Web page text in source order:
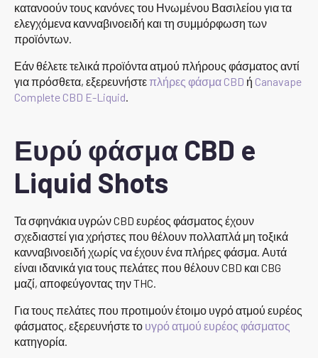
κατανοούν τους κανόνες του Ηνωμένου Βασιλείου για τα
ελεγχόμενα κανναβινοειδή και τη συμμόρφωση των
προϊόντων.
Εάν θέλετε τελικά προϊόντα ατμού πλήρους φάσματος αντί
για πρόσθετα, εξερευνήστεπλήρες φάσμα CBD ή Canavape
Complete CBD E-Liquid.
Ευρύ φάσμα CBD e
Liquid Shots
Τα σφηνάκια υγρών CBD ευρέος φάσματος έχουν
σχεδιαστεί για χρήστες που θέλουν πολλαπλά μη τοξικά
κανναβινοειδή χωρίς να έχουν ένα πλήρες φάσμα. Αυτά
είναι ιδανικά για τους πελάτες που θέλουν CBD και CBG
μαζί, αποφεύγοντας την THC.
Για τους πελάτες που προτιμούν έτοιμο υγρό ατμού ευρέος
φάσματος, εξερευνήστε το υγρό ατμού ευρέος φάσματος
κατηγορία.